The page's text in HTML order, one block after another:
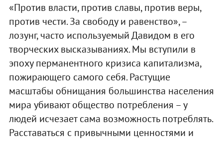
«Против власти, против славы, против веры,
против чести. За свободу и равенство», –
лозунг, часто используемый Давидом в его
творческих высказываниях. Мы вступили в
эпоху перманентного кризиса капитализма,
пожирающего самого себя. Растущие
масштабы обнищания большинства населения
мира убивают общество потребления – у
людей исчезает сама возможность потреблять.
Расставаться с привычными ценностями и